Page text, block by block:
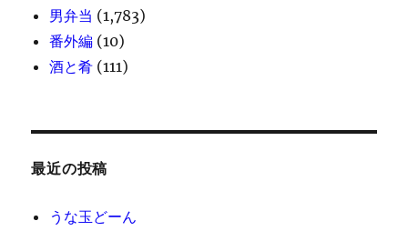
男弁当 (1,783)
番外編 (10)
酒と肴 (111)
最近の投稿
うな玉どーん